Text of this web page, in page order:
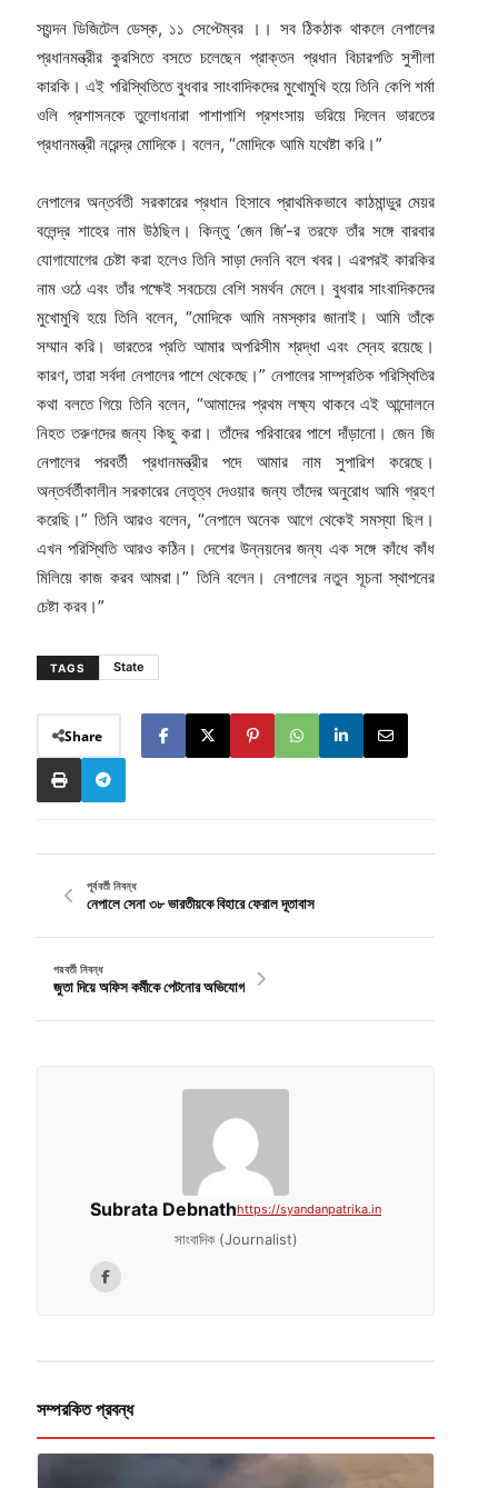
স্যন্দন ডিজিটেল ডেস্ক, ১১ সেপ্টেম্বর ।। সব ঠিকঠাক থাকলে নেপালের
প্রধানমন্ত্রীর কুরসিতে বসতে চলেছেন প্রাক্তন প্রধান বিচারপতি সুশীলা
কারকি। এই পরিস্থিতিতে বুধবার সাংবাদিকদের মুখোমুখি হয়ে তিনি কেপি শর্মা
ওলি প্রশাসনকে তুলোধনারা পাশাপাশি প্রশংসায় ভরিয়ে দিলেন ভারতের
প্রধানমন্ত্রী নরেন্দ্র মোদিকে। বলেন, “মোদিকে আমি যথেষ্টা করি।”
নেপালের অন্তর্বতী সরকারের প্রধান হিসাবে প্রাথমিকভাবে কাঠমান্ডুর মেয়র
বলেন্দ্র শাহের নাম উঠছিল। কিন্তু ‘জেন জি’-র তরফে তাঁর সঙ্গে বারবার
যোগাযোগের চেষ্টা করা হলেও তিনি সাড়া দেননি বলে খবর। এরপরই কারকির
নাম ওঠে এবং তাঁর পক্ষেই সবচেয়ে বেশি সমর্থন মেলে। বুধবার সাংবাদিকদের
মুখোমুখি হয়ে তিনি বলেন, “মোদিকে আমি নমস্কার জানাই। আমি তাঁকে
সম্মান করি। ভারতের প্রতি আমার অপরিসীম শ্রদ্ধা এবং স্নেহ রয়েছে।
কারণ, তারা সর্বদা নেপালের পাশে থেকেছে।” নেপালের সাম্প্রতিক পরিস্থিতির
কথা বলতে গিয়ে তিনি বলেন, “আমাদের প্রথম লক্ষ্য থাকবে এই আন্দোলনে
নিহত তরুণদের জন্য কিছু করা। তাঁদের পরিবারের পাশে দাঁড়ানো। জেন জি
নেপালের পরবর্তী প্রধানমন্ত্রীর পদে আমার নাম সুপারিশ করেছে।
অন্তর্বর্তীকালীন সরকারের নেতৃত্ব দেওয়ার জন্য তাঁদের অনুরোধ আমি গ্রহণ
করেছি।” তিনি আরও বলেন, “নেপালে অনেক আগে থেকেই সমস্যা ছিল।
এখন পরিস্থিতি আরও কঠিন। দেশের উন্নয়নের জন্য এক সঙ্গে কাঁধে কাঁধ
মিলিয়ে কাজ করব আমরা।” তিনি বলেন। নেপালের নতুন সূচনা স্থাপনের
চেষ্টা করব।”
TAGS State
Share
পূর্ববর্তী নিবন্ধ
নেপালে সেনা ৩৮ ভারতীয়কে বিহারে ফেরাল দূতাবাস
পরবর্তী নিবন্ধ
জুতা দিয়ে অফিস কর্মীকে পেটনোর অভিযোগ
Subrata Debnathhttps://syandanpatrika.in
সাংবাদিক (Journalist)
সম্পরকিত প্রবন্ধ